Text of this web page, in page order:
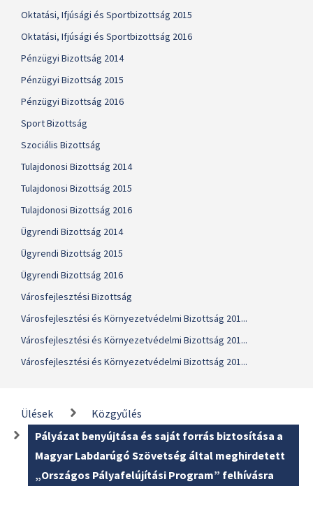
Oktatási, Ifjúsági és Sportbizottság 2015
Oktatási, Ifjúsági és Sportbizottság 2016
Pénzügyi Bizottság 2014
Pénzügyi Bizottság 2015
Pénzügyi Bizottság 2016
Sport Bizottság
Szociális Bizottság
Tulajdonosi Bizottság 2014
Tulajdonosi Bizottság 2015
Tulajdonosi Bizottság 2016
Ügyrendi Bizottság 2014
Ügyrendi Bizottság 2015
Ügyrendi Bizottság 2016
Városfejlesztési Bizottság
Városfejlesztési és Környezetvédelmi Bizottság 201...
Városfejlesztési és Környezetvédelmi Bizottság 201...
Városfejlesztési és Környezetvédelmi Bizottság 201...
Ülések
Közgyűlés
Pályázat benyújtása és saját forrás biztosítása a
Magyar Labdarúgó Szövetség által meghirdetett
„Országos Pályafelújítási Program” felhívásra